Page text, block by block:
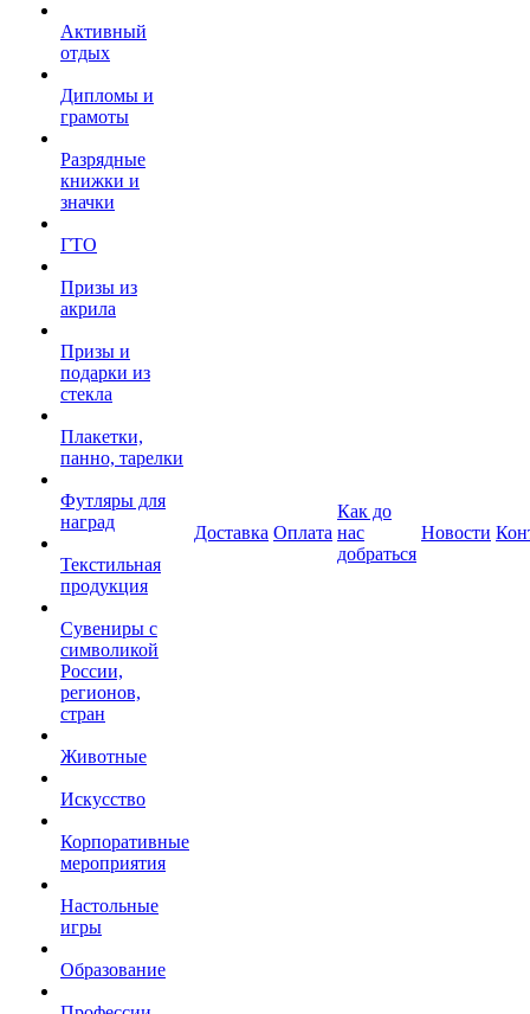
Активный
отдых
Дипломы и
грамоты
Разрядные
книжки и
значки
ГТО
Призы из
акрила
Призы и
подарки из
стекла
Плакетки,
панно, тарелки
Футляры для
наград
Текстильная
продукция
Сувениры с
символикой
России,
регионов,
стран
Животные
Искусство
Корпоративные
мероприятия
Настольные
игры
Образование
Доставка Оплата
Как до
нас
добраться
Новости